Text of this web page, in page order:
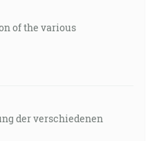
of the various
der verschiedenen